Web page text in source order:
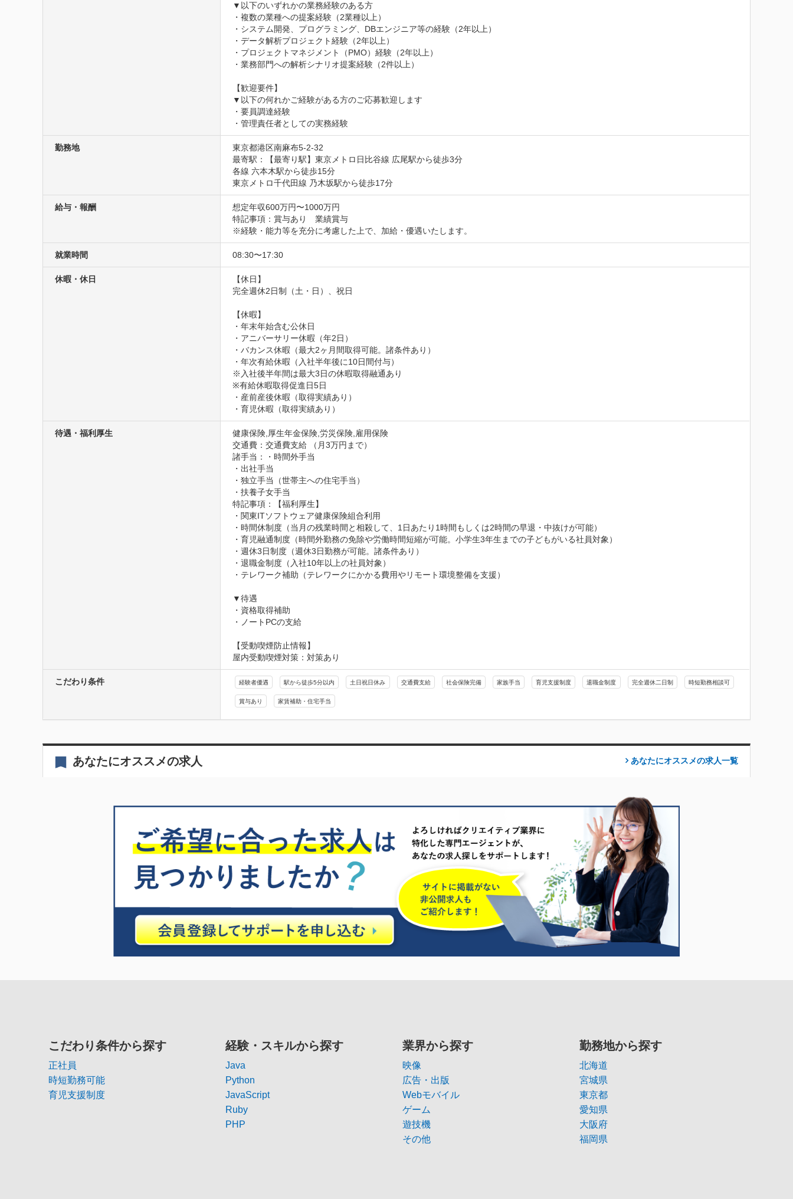
▼以下のいずれかの業務経験のある方
・複数の業種への提案経験（2業種以上）
・システム開発、プログラミング、DBエンジニア等の経験（2年以上）
・データ解析プロジェクト経験（2年以上）
・プロジェクトマネジメント（PMO）経験（2年以上）
・業務部門への解析シナリオ提案経験（2件以上）
【歓迎要件】
▼以下の何れかご経験がある方のご応募歓迎します
・要員調達経験
・管理責任者としての実務経験
勤務地
東京都港区南麻布5-2-32
最寄駅：【最寄り駅】東京メトロ日比谷線 広尾駅から徒歩3分
各線 六本木駅から徒歩15分
東京メトロ千代田線 乃木坂駅から徒歩17分
給与・報酬
想定年収600万円〜1000万円
特記事項：賞与あり　業績賞与
※経験・能力等を充分に考慮した上で、加給・優遇いたします。
就業時間 08:30〜17:30
休暇・休日
【休日】
完全週休2日制（土・日）、祝日
【休暇】
・年末年始含む公休日
・アニバーサリー休暇（年2日）
・バカンス休暇（最大2ヶ月間取得可能。諸条件あり）
・年次有給休暇（入社半年後に10日間付与）
※入社後半年間は最大3日の休暇取得融通あり
※有給休暇取得促進日5日
・産前産後休暇（取得実績あり）
・育児休暇（取得実績あり）
待遇・福利厚生
健康保険,厚生年金保険,労災保険,雇用保険
交通費：交通費支給 （月3万円まで）
諸手当：・時間外手当
・出社手当
・独立手当（世帯主への住宅手当）
・扶養子女手当
特記事項：【福利厚生】
・関東ITソフトウェア健康保険組合利用
・時間休制度（当月の残業時間と相殺して、1日あたり1時間もしくは2時間の早退・中抜けが可能）
・育児融通制度（時間外勤務の免除や労働時間短縮が可能。小学生3年生までの子どもがいる社員対象）
・週休3日制度（週休3日勤務が可能。諸条件あり）
・退職金制度（入社10年以上の社員対象）
・テレワーク補助（テレワークにかかる費用やリモート環境整備を支援）
▼待遇
・資格取得補助
・ノートPCの支給
【受動喫煙防止情報】
屋内受動喫煙対策：対策あり
こだわり条件 経験者優遇 駅から徒歩5分以内 土日祝日休み 交通費支給 社会保険完備 家族手当 育児支援制度 退職金制度 完全週休二日制 時短勤務相談可
賞与あり 家賃補助・住宅手当
あなたにオススメの求人 あなたにオススメの求人一覧
こだわり条件から探す
正社員
時短勤務可能
育児支援制度
経験・スキルから探す
Java
Python
JavaScript
Ruby
PHP
業界から探す
映像
広告・出版
Webモバイル
ゲーム
遊技機
その他
勤務地から探す
北海道
宮城県
東京都
愛知県
大阪府
福岡県